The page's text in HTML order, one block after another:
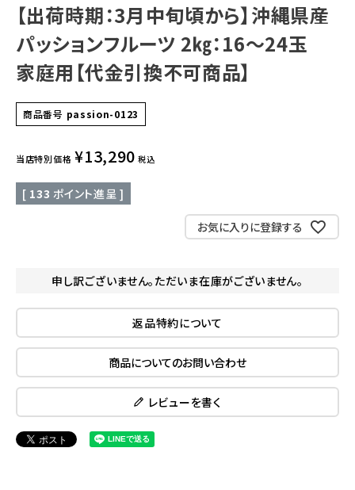
【出荷時期：3月中旬頃から】沖縄県産
パッションフルーツ 2㎏：16～24玉
家庭用【代金引換不可商品】
商品番号 passion-0123
当店特別価格 ¥13,290 税込
[ 133 ポイント進呈 ]
お気に入りに登録する
申し訳ございません。ただいま在庫がございません。
返品特約について
商品についてのお問い合わせ
レビューを書く